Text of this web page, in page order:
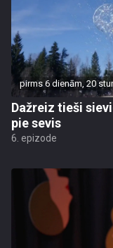
pirms 6 dienām, 20
Dažreiz tieši
pie sevis
6. epizode